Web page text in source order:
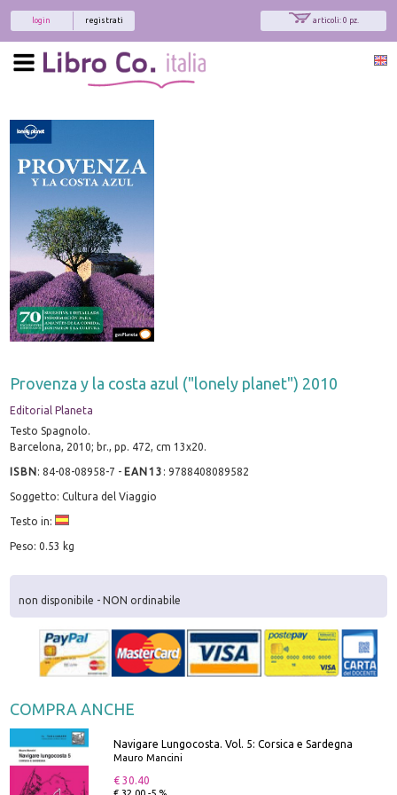
articoli: 0 pz.
registrati
login
Provenza y la costa azul ("lonely planet") 2010
Editorial Planeta
Testo Spagnolo.
Barcelona, 2010; br., pp. 472, cm 13x20.
ISBN:84-08-08958-7 - EAN13 :9788408089582
Soggetto: Cultura del Viaggio
Testo in:
Peso: 0.53 kg
non disponibile - NON ordinabile
COMPRA ANCHE
Navigare Lungocosta. Vol. 5: Corsica e Sardegna
Mauro Mancini
€ 30.40
€ 32.00 -5 %